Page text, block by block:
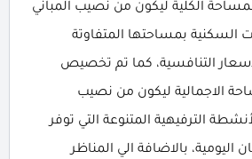
الكلية ليكون من نصيب المباني
السكنية بمساحتها المتفاوتة
التنافسية، كما تم تخصيص
الاجمالية ليكون من نصيب
الترفيهية المتنوعة التي توفر
اليومية، بالاضافة الي المناظر